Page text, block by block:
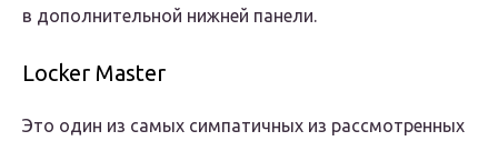
в дополнительной нижней панели.
Locker Master
Это один из самых симпатичных из рассмотренных